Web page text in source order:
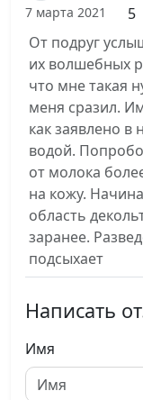
7 марта 2021
5
От подруг
их волшебных
что мне такая
меня сразил.
как заявлено в
водой.
от молока
на кожу.
область
заранее.
подсыхает
Написать
Имя